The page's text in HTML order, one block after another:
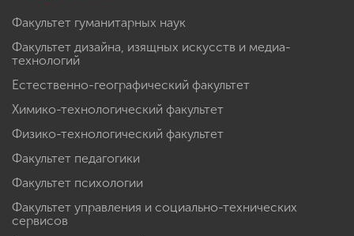
Факультет гуманитарных наук
Факультет дизайна, изящных искусств и медиа-
технологий
Естественно-географический факультет
Химико-технологический факультет
Физико-технологический факультет
Факультет педагогики
Факультет психологии
Факультет управления и социально-технических
сервисов